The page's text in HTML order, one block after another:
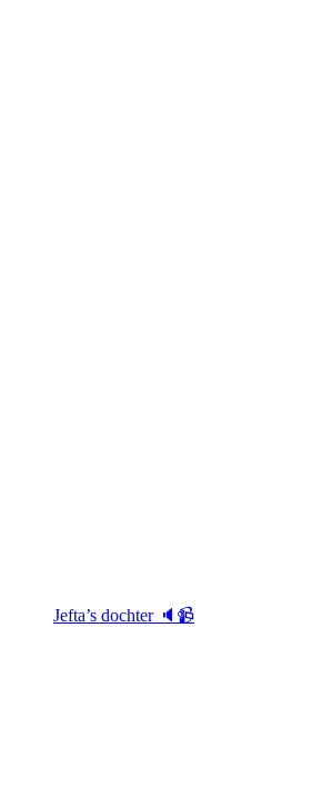
Jefta’s dochter 🔈📹